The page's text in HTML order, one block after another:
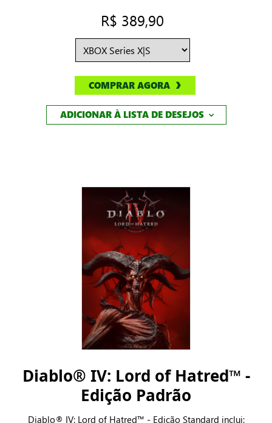
R$ 389,90
COMPRAR AGORA
ADICIONAR À LISTA DE DESEJOS
Diablo® IV: Lord of Hatred™ -
Edição Padrão
Diablo® IV: Lord of Hatred™ - Edição Standard inclui: